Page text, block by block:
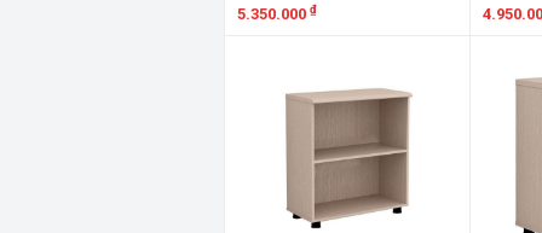
5.350.000 ₫